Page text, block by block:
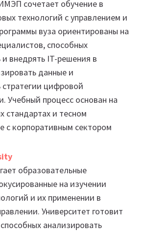
сочетает обучение в
технологий с управлением и
вуза ориентированы на
способных
и внедрять IT-решения в
данные и
стратегии цифровой
Учебный процесс основан на
стандартах и тесном
с корпоративным сектором
образовательные
на изучении
и их применении в
Университет готовит
анализировать